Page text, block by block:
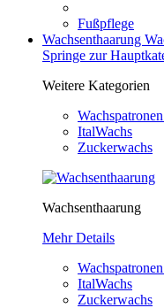
Fußpflege
Wachsenthaarung
Springe zur
Weitere Kategorien
ItalWachs
Zuckerwachs
Wachsenthaarung
Mehr Details
ItalWachs
Zuckerwachs